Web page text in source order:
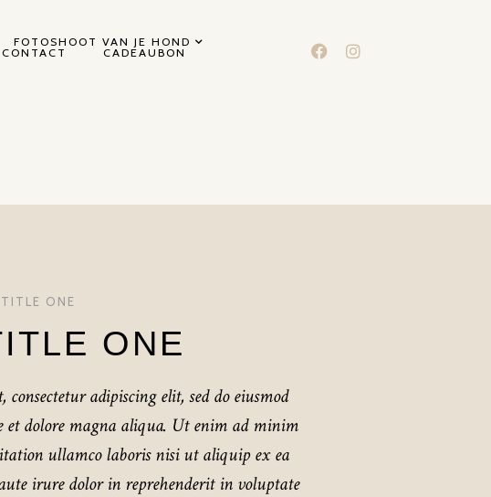
FOTOSHOOT VAN JE HOND
CONTACT CADEAUBON
ONE
ONE
adipiscing elit, sed do eiusmod
dolore magna aliqua. Ut enim ad minim
ullamco laboris nisi ut aliquip ex ea
irure dolor in reprehenderit in voluptate